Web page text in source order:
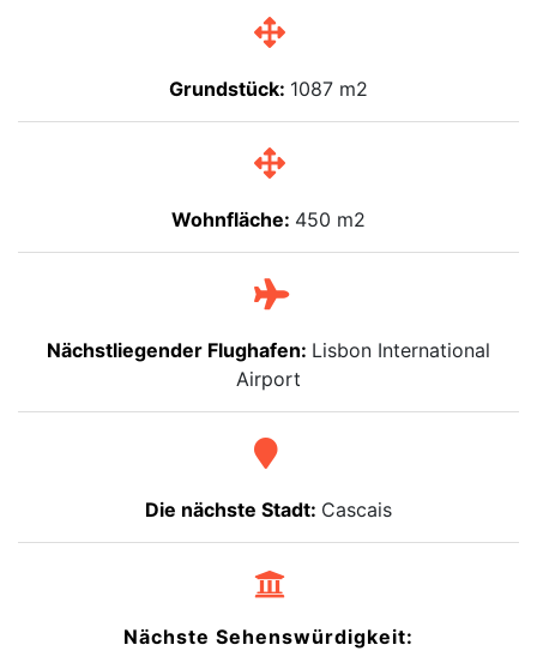
Grundstück: 1087 m2
Wohnfläche: 450 m2
Nächstliegender Flughafen: Lisbon International
Airport
Die nächste Stadt: Cascais
Nächste Sehenswürdigkeit: